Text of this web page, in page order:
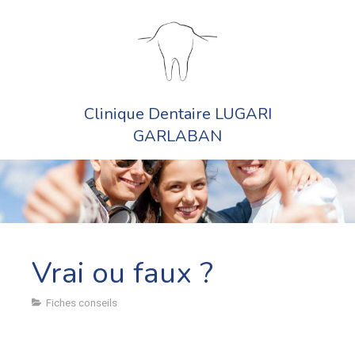
Clinique Dentaire LUGARI
GARLABAN
Vrai ou faux ?
Fiches conseils